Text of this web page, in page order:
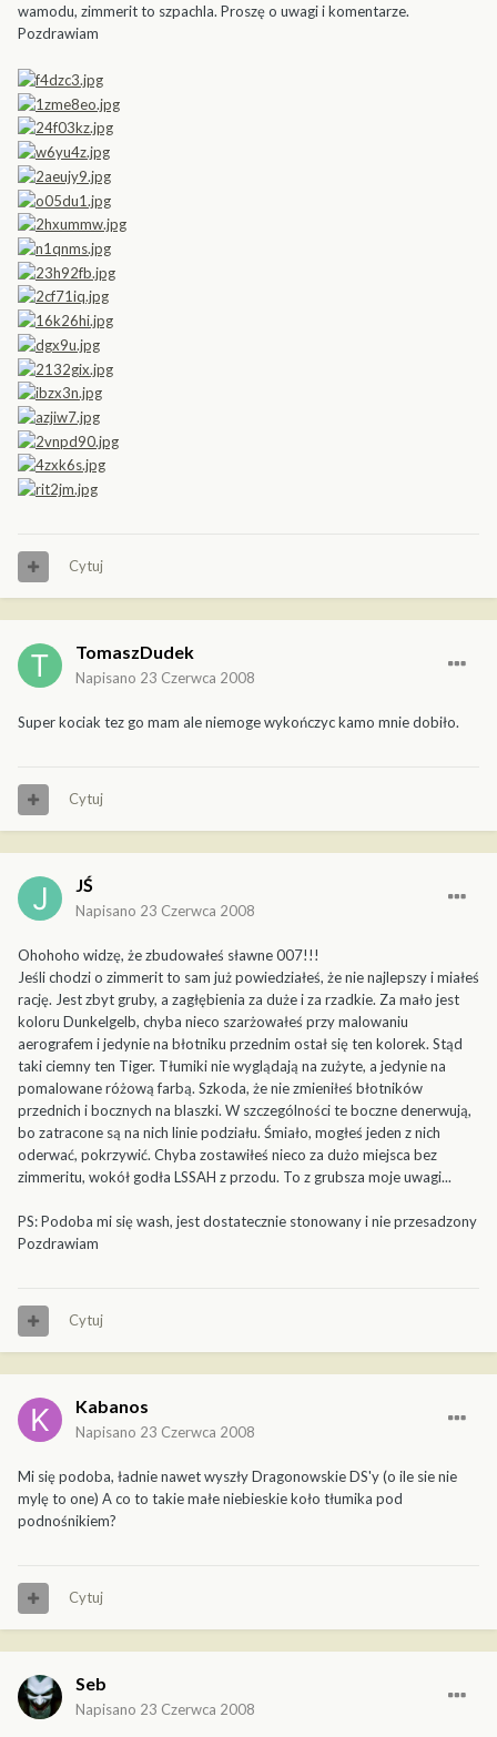
wamodu, zimmerit to szpachla. Proszę o uwagi i komentarze.
Pozdrawiam
Cytuj
TomaszDudek
Napisano 23 Czerwca 2008
Super kociak tez go mam ale niemoge wykończyc kamo mnie dobiło.
Cytuj
JŚ
Napisano 23 Czerwca 2008
Ohohoho widzę, że zbudowałeś sławne 007!!!
Jeśli chodzi o zimmerit to sam już powiedziałeś, że nie najlepszy i miałeś
rację. Jest zbyt gruby, a zagłębienia za duże i za rzadkie. Za mało jest
koloru Dunkelgelb, chyba nieco szarżowałeś przy malowaniu
aerografem i jedynie na błotniku przednim ostał się ten kolorek. Stąd
taki ciemny ten Tiger. Tłumiki nie wyglądają na zużyte, a jedynie na
pomalowane różową farbą. Szkoda, że nie zmieniłeś błotników
przednich i bocznych na blaszki. W szczególności te boczne denerwują,
bo zatracone są na nich linie podziału. Śmiało, mogłeś jeden z nich
oderwać, pokrzywić. Chyba zostawiłeś nieco za dużo miejsca bez
zimmeritu, wokół godła LSSAH z przodu. To z grubsza moje uwagi...
PS: Podoba mi się wash, jest dostatecznie stonowany i nie przesadzony
Pozdrawiam
Cytuj
Kabanos
Napisano 23 Czerwca 2008
Mi się podoba, ładnie nawet wyszły Dragonowskie DS'y (o ile sie nie
mylę to one) A co to takie małe niebieskie koło tłumika pod
podnośnikiem?
Cytuj
Seb
Napisano 23 Czerwca 2008